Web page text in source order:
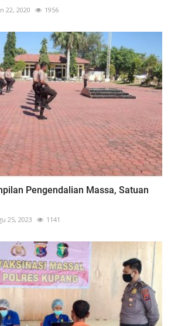
22, 2020 1956
Pengendalian Massa, Satuan
25, 2023 1141